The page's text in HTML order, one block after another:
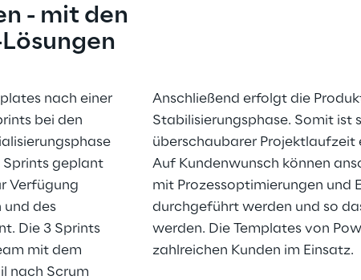
- mit den
nach einer
bei den
geplant
Verfügung
und des
Die 3 Sprints
mit dem
nach Scrum
Anschließend erfolgt die
Stabilisierungsphase. Somit ist
überschaubarer Projektlaufzeit
Auf Kundenwunsch können
mit Prozessoptimierungen und
durchgeführt werden und so
werden. Die Templates von
zahlreichen Kunden im Einsatz.